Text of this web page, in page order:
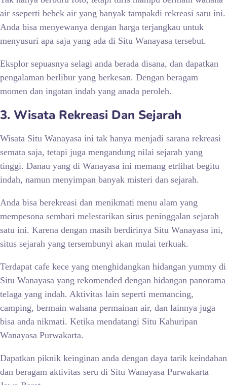
air sseperti bebek air yang banyak tampakdi rekreasi satu ini.
Anda bisa menyewanya dengan harga terjangkau untuk
menyusuri apa saja yang ada di Situ Wanayasa tersebut.
Eksplor sepuasnya selagi anda berada disana, dan dapatkan
pengalaman berlibur yang berkesan. Dengan beragam
momen dan ingatan indah yang anada peroleh.
3. Wisata Rekreasi Dan Sejarah
Wisata Situ Wanayasa ini tak hanya menjadi sarana rekreasi
semata saja, tetapi juga mengandung nilai sejarah yang
tinggi. Danau yang di Wanayasa ini memang etrlihat begitu
indah, namun menyimpan banyak misteri dan sejarah.
Anda bisa berekreasi dan menikmati menu alam yang
mempesona sembari melestarikan situs peninggalan sejarah
satu ini. Karena dengan masih berdirinya Situ Wanayasa ini,
situs sejarah yang tersembunyi akan mulai terkuak.
Terdapat cafe kece yang menghidangkan hidangan yummy di
Situ Wanayasa yang rekomended dengan hidangan panorama
telaga yang indah. Aktivitas lain seperti memancing,
camping, bermain wahana permainan air, dan lainnya juga
bisa anda nikmati. Ketika mendatangi Situ Kahuripan
Wanayasa Purwakarta.
Dapatkan piknik keinginan anda dengan daya tarik keindahan
dan beragam aktivitas seru di Situ Wanayasa Purwakarta